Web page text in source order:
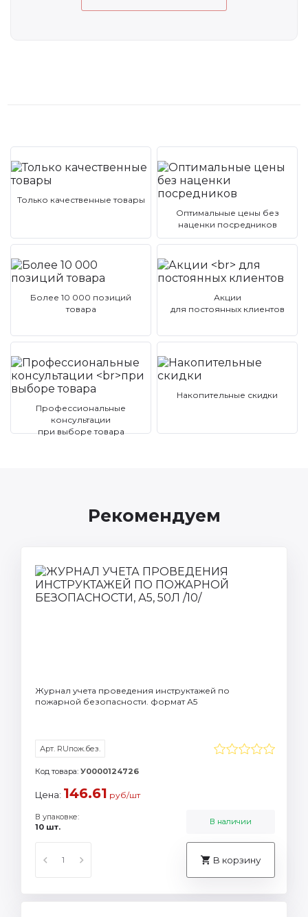
Только качественные товары
Оптимальные цены без
наценки посредников
Более 10 000 позиций
товара
Акции
для постоянных клиентов
Профессиональные
консультации
при выборе товара
Накопительные скидки
Рекомендуем
Журнал учета проведения инструктажей по
пожарной безопасности. формат А5
Арт. RUпож.без.
Код товара: У0000124726
Цена: 146.61 руб/шт
В упаковке:
10 шт.
В наличии
В корзину